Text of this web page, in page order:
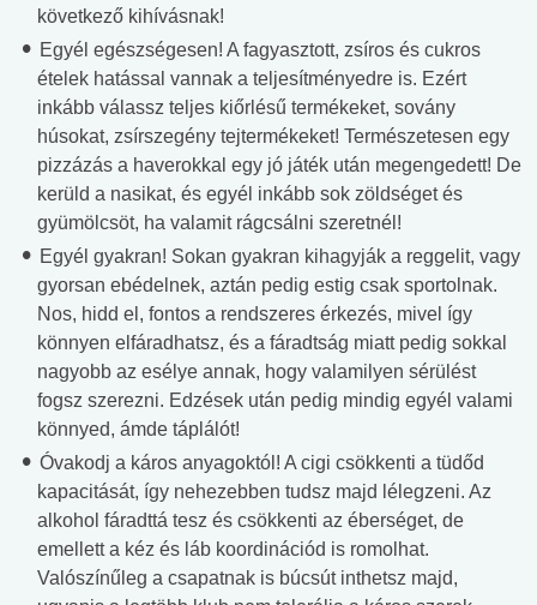
következő kihívásnak!
Egyél egészségesen! A fagyasztott, zsíros és cukros
ételek hatással vannak a teljesítményedre is. Ezért
inkább válassz teljes kiőrlésű termékeket, sovány
húsokat, zsírszegény tejtermékeket! Természetesen egy
pizzázás a haverokkal egy jó játék után megengedett! De
kerüld a nasikat, és egyél inkább sok zöldséget és
gyümölcsöt, ha valamit rágcsálni szeretnél!
Egyél gyakran! Sokan gyakran kihagyják a reggelit, vagy
gyorsan ebédelnek, aztán pedig estig csak sportolnak.
Nos, hidd el, fontos a rendszeres érkezés, mivel így
könnyen elfáradhatsz, és a fáradtság miatt pedig sokkal
nagyobb az esélye annak, hogy valamilyen sérülést
fogsz szerezni. Edzések után pedig mindig egyél valami
könnyed, ámde táplálót!
Óvakodj a káros anyagoktól! A cigi csökkenti a tüdőd
kapacitását, így nehezebben tudsz majd lélegzeni. Az
alkohol fáradttá tesz és csökkenti az éberséget, de
emellett a kéz és láb koordinációd is romolhat.
Valószínűleg a csapatnak is búcsút inthetsz majd,